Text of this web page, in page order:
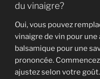
du vinaigre?
Oui, vous pouvez
vinaigre de vin pour
balsamique pour une
prononcée.
ajustez selon votre goût.